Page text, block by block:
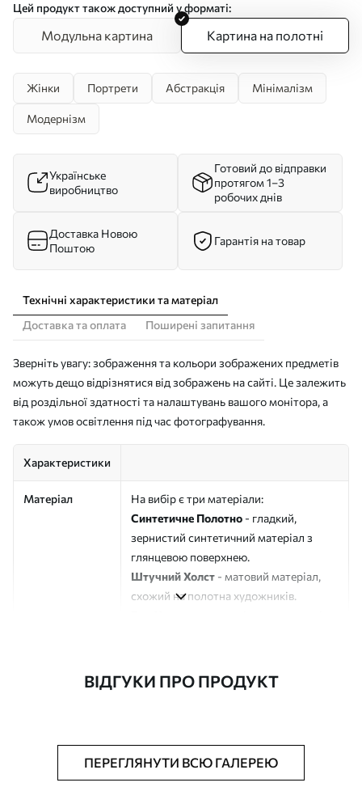
Цей продукт також доступний у форматі:
Модульна картина Картина на полотні
Жінки Портрети Абстракція Мінімалізм
Модернізм
Українське
виробництво
Готовий до відправки
протягом 1–3
робочих днів
Доставка Новою
Поштою
Гарантія на товар
Технічні характеристики та матеріал
Доставка та оплата
Поширені запитання
Зверніть увагу: зображення та кольори зображених предметів
можуть дещо відрізнятися від зображень на сайті. Це залежить
від роздільної здатності та налаштувань вашого монітора, а
також умов освітлення під час фотографування.
Характеристики
Матеріал
На вибір є три матеріали:
Синтетичне Полотно - гладкий,
зернистий синтетичний матеріал з
глянцевою поверхнею.
Штучний Холст - матовий матеріал,
схожий на полотна художників.
Додатково Можна додати лакове покриття.
ВІДГУКИ ПРО ПРОДУКТ
ПЕРЕГЛЯНУТИ ВСЮ ГАЛЕРЕЮ